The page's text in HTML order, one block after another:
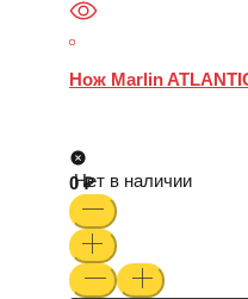
Нож Marlin
Нет в наличии
0